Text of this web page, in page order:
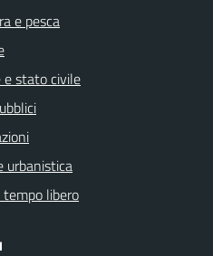
e pesca
e stato civile
urbanistica
libero